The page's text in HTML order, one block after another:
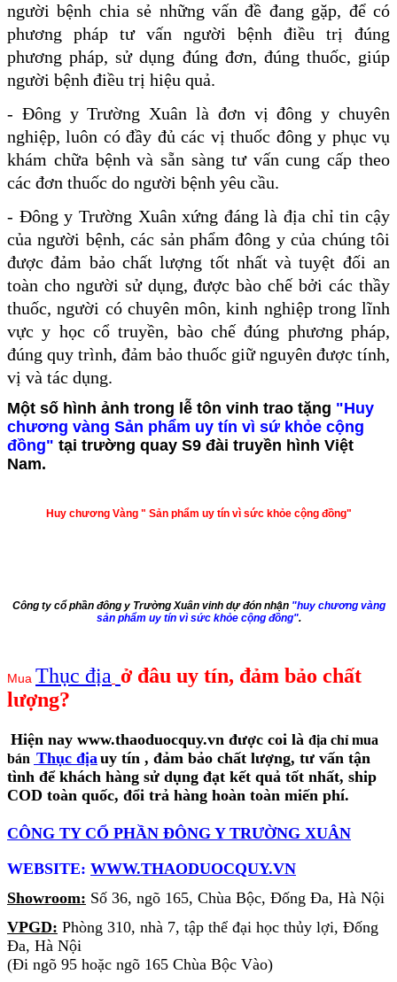
người bệnh chia sẻ những vấn đề đang gặp, để có
phương pháp tư vấn người bệnh điều trị đúng
phương pháp, sử dụng đúng đơn, đúng thuốc, giúp
người bệnh điều trị hiệu quả.
- Đông y Trường Xuân là đơn vị đông y chuyên
nghiệp, luôn có đầy đủ các vị thuốc đông y phục vụ
khám chữa bệnh và sẵn sàng tư vấn cung cấp theo
các đơn thuốc do người bệnh yêu cầu.
- Đông y Trường Xuân xứng đáng là địa chỉ tin cậy
của người bệnh, các sản phẩm đông y của chúng tôi
được đảm bảo chất lượng tốt nhất và tuyệt đối an
toàn cho người sử dụng, được bào chế bởi các thầy
thuốc, người có chuyên môn, kinh nghiệp trong lĩnh
vực y học cổ truyền, bào chế đúng phương pháp,
đúng quy trình, đảm bảo thuốc giữ nguyên được tính,
vị và tác dụng.
Một số hình ảnh trong lễ tôn vinh trao tặng "Huy
chương vàng Sản phẩm uy tín vì sứ khỏe cộng
đồng" tại trường quay S9 đài truyền hình Việt
Nam.
Huy chương Vàng " Sản phẩm uy tín vì sức khỏe cộng đồng"
Công ty cổ phần đông y Trường Xuân vinh dự đón nhận "huy chương vàng
sản phẩm uy tín vì sức khỏe cộng đồng".
Mua Thục địa ở đâu uy tín, đảm bảo chất
lượng?
Hiện nay www.thaoduocquy.vn được coi là địa chỉ mua
bán Thục địauy tín , đảm bảo chất lượng, tư vấn tận
tình để khách hàng sử dụng đạt kết quả tốt nhất, ship
COD toàn quốc, đổi trả hàng hoàn toàn miến phí.
CÔNG TY CỔ PHẦN ĐÔNG Y TRƯỜNG XUÂN
WEBSITE: WWW.THAODUOCQUY.VN
Showroom: Số 36, ngõ 165, Chùa Bộc, Đống Đa, Hà Nội
VPGD: Phòng 310, nhà 7, tập thể đại học thủy lợi, Đống
Đa, Hà Nội
(Đi ngõ 95 hoặc ngõ 165 Chùa Bộc Vào)